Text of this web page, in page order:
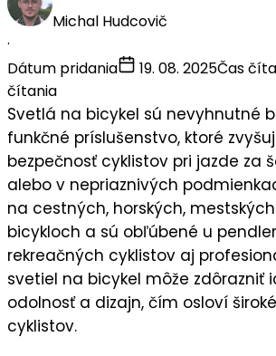
Michal Hudcovič
·
Dátum pridania
19. 08. 2025Čas
čítania
Svetlá na bicykel sú nevyhnutné
funkčné príslušenstvo, ktoré
bezpečnosťcyklistov pri jazde za
alebo v nepriaznivých
na cestných, horských,
bicykloch a sú obľúbené u
rekreačných cyklistov aj
svetiel na bicykel môže zdôrazniť
odolnosťa dizajn, čím osloví
cyklistov.